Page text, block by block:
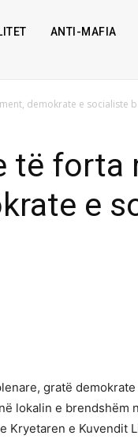
ANTI-MAFIA
demokrate e socialiste
të forta
e
gratë
lokalin e brendshëm
Kryetaren e Kuvendit